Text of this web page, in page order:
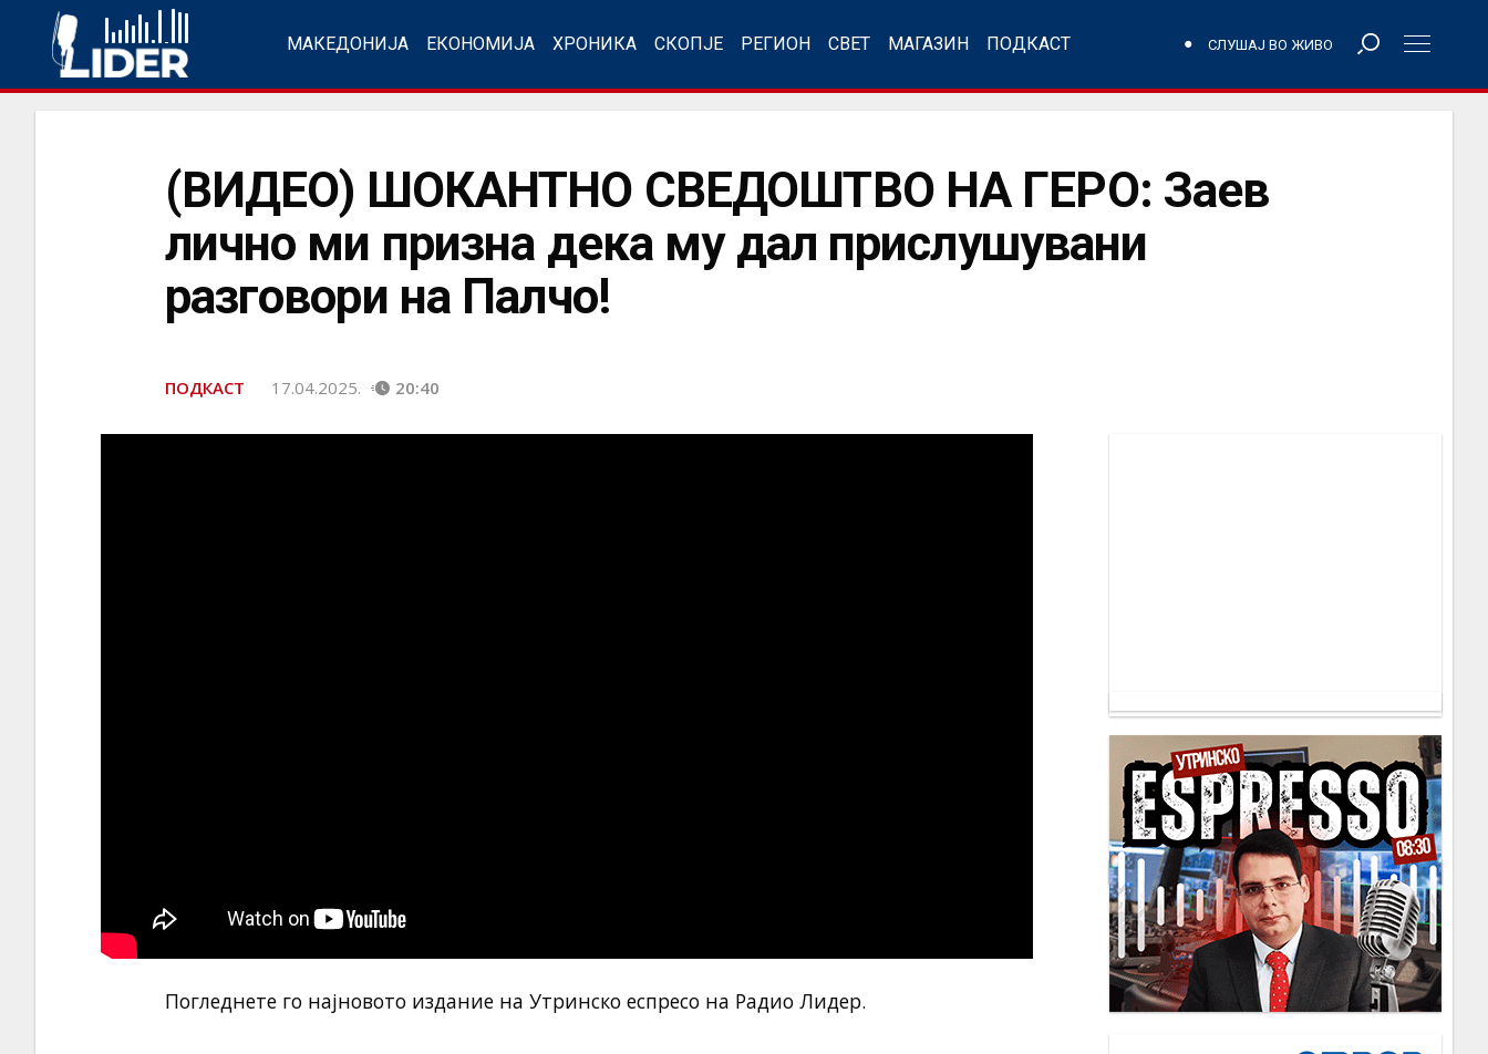
МАКЕДОНИЈА ЕКОНОМИЈА ХРОНИКА СКОПЈЕ РЕГИОН СВЕТ МАГАЗИН ПОДКАСТ СЛУШАЈ ВО ЖИВО
(ВИДЕО) ШОКАНТНО СВЕДОШТВО НА ГЕРО: Заев
лично ми призна дека му дал прислушувани
разговори на Палчо!
ПОДКАСТ 17.04.2025. 20:40
Погледнете го најновото издание на Утринско еспресо на Радио Лидер.